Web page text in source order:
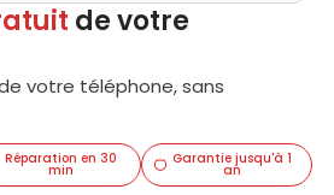
de votre
votre téléphone, sans
Réparation en 30
min
Garantie jusqu'à 1
an